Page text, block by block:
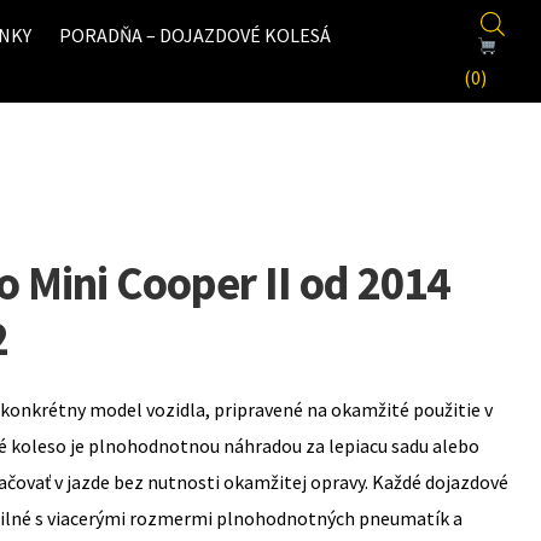
PORADŇA – DOJAZDOVÉ KOLESÁ
(0)
Mini Cooper II od 2014
model vozidla, pripravené na okamžité použitie v
je plnohodnotnou náhradou za lepiacu sadu alebo
v jazde bez nutnosti okamžitej opravy. Každé dojazdové
s viacerými rozmermi plnohodnotných pneumatík a